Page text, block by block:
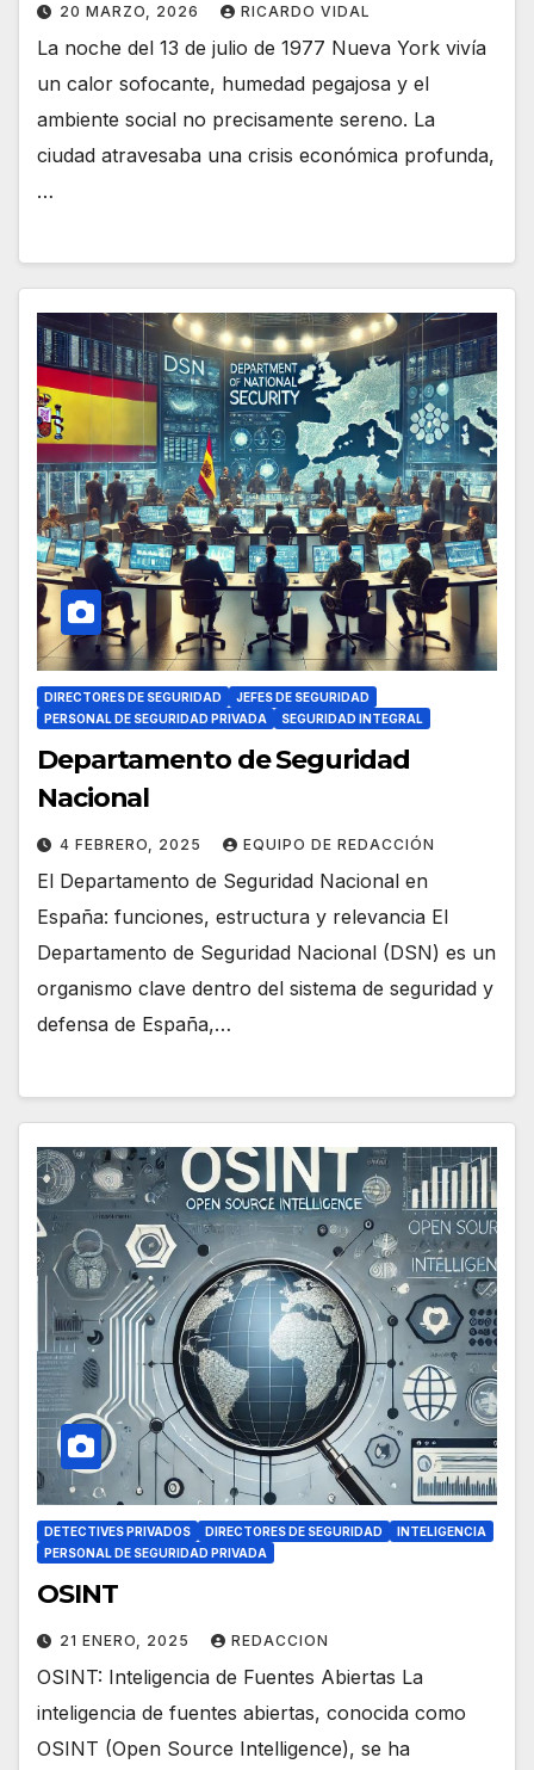
20 MARZO, 2026 RICARDO VIDAL
La noche del 13 de julio de 1977 Nueva York vivía
un calor sofocante, humedad pegajosa y el
ambiente social no precisamente sereno. La
ciudad atravesaba una crisis económica profunda,
…
DIRECTORES DE SEGURIDAD
JEFES DE SEGURIDAD
PERSONAL DE SEGURIDAD PRIVADA
SEGURIDAD INTEGRAL
Departamento de Seguridad
Nacional
4 FEBRERO, 2025 EQUIPO DE REDACCIÓN
El Departamento de Seguridad Nacional en
España: funciones, estructura y relevancia El
Departamento de Seguridad Nacional (DSN) es un
organismo clave dentro del sistema de seguridad y
defensa de España,…
DETECTIVES PRIVADOS DIRECTORES DE SEGURIDAD
INTELIGENCIA
PERSONAL DE SEGURIDAD PRIVADA
OSINT
21 ENERO, 2025 REDACCION
OSINT: Inteligencia de Fuentes Abiertas La
inteligencia de fuentes abiertas, conocida como
OSINT (Open Source Intelligence), se ha